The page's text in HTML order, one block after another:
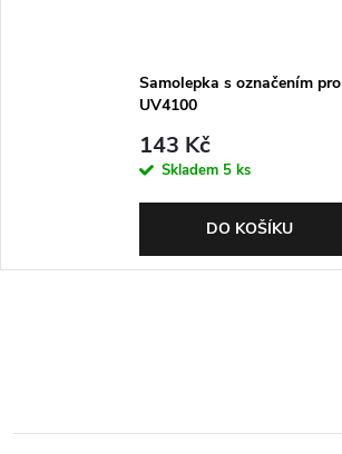
Samolepka s označením pro
UV4100
143 Kč
Skladem 5 ks
DO KOŠÍKU